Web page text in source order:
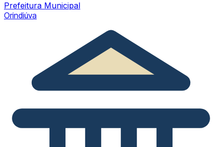
Prefeitura Municipal
Orindiúva